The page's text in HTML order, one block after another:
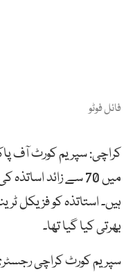
فائل فوٹو
کراچی: سپریم کورٹ آف
میں 70 سے زائد
ہیں۔ استاتذہ کو فزیکل
بھرتی کیا گیا تھا۔
سپریم کورٹ کراچی